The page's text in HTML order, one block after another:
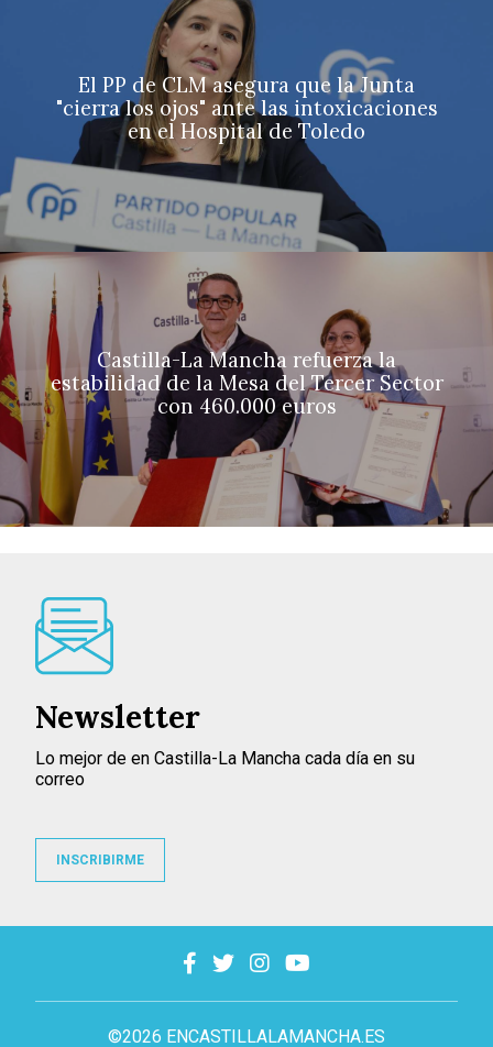
El PP de CLM asegura que la Junta
"cierra los ojos" ante las intoxicaciones
en el Hospital de Toledo
Castilla-La Mancha refuerza la
estabilidad de la Mesa del Tercer Sector
con 460.000 euros
©2026 ENCASTILLALAMANCHA.ES
Newsletter
Lo mejor de en Castilla-La Mancha cada día en su
correo
INSCRIBIRME